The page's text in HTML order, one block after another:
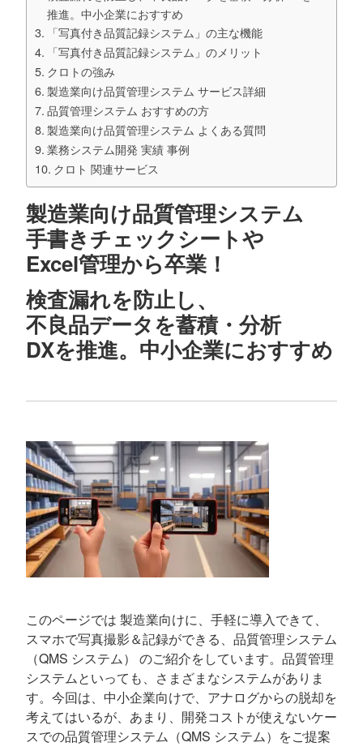
推進。中小企業におすすめ
「写真付き品質記録システム」の主な機能
「写真付き品質記録システム」のメリット
クロトの強み
製造業向け品質管理システム サービス詳細
品質管理システム おすすめの方
製造業向け品質管理システム よくある質問
業務システム開発 実績 事例
クロト 関連サービス
製造業向け品質管理システム
手書きチェックシートや
Excel管理から卒業！
検査漏れを防止し、
不良品データを蓄積・分析
DXを推進。中小企業におすすめ
このページでは 製造業向けに、手軽に導入できて、
スマホで写真撮影＆記録ができる、品質管理システム
（QMS システム） のご紹介をしています。品質管理
システムといっても、さまざまなシステムがありま
す。今回は、中小企業向けで、アナログからの脱却を
考えてはいるが、あまり、開発コストが使えないケー
スでの品質管理システム（QMS システム）をご提案